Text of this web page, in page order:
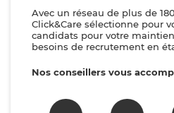
Avec un réseau de plus de
Click&Care sélectionne pour
candidats pour votre
besoins de recrutement en
Nos conseillers vous